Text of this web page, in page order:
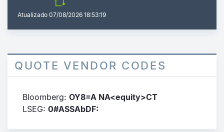
Atualizado 07/08/2026 18:53:19
QUOTE VENDOR CODES
Bloomberg: OY8=A NA<equity>CT
LSEG: 0#ASSAbDF: